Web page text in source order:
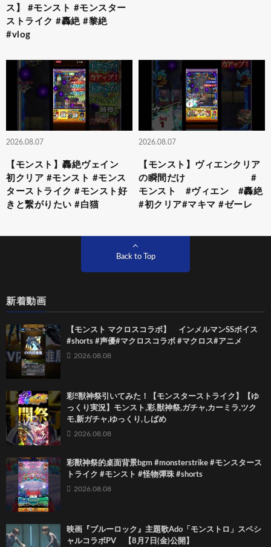
ス】 #モンスト #モンスター
ストライク #轟絶 #黎絶
#vlog
2026.08.07
【モンスト】轟絶ヴェイン
初クリア #モンスト #モンス
ターストライク #モンスト好
きと繋がりたい #白猫
2026.08.07
【モンスト】ヴィエンクリア
の瞬間だけ #
モンスト #ヴィエン #轟絶
#初クリア#マキマ #ゼーレ
Back to Top
新着動画
【モンスト マクロスコラボ】 インメルマンSSボイス
#shorts #声優#マクロスコラボ #マクロス#アニメ
2026.08.08
彩‼獣神祭引いてみた！【モンスターストライク】【ゆ
っくり実況】モンスト,彩,獣神祭,ガチャ,カーミラ,ツク
モ,新ガチャ,ゆっくり,しばめ
2026.08.08
彩獸神祭的桌面背景bgm #monsterstrike #モンスタース
トライク #モンスト #怪物彈珠 #shorts
2026.08.08
映画『ブルーロック』主題歌Ado「モンストロ」スペシ
ャルコラボPV 【8月7日(金)公開】